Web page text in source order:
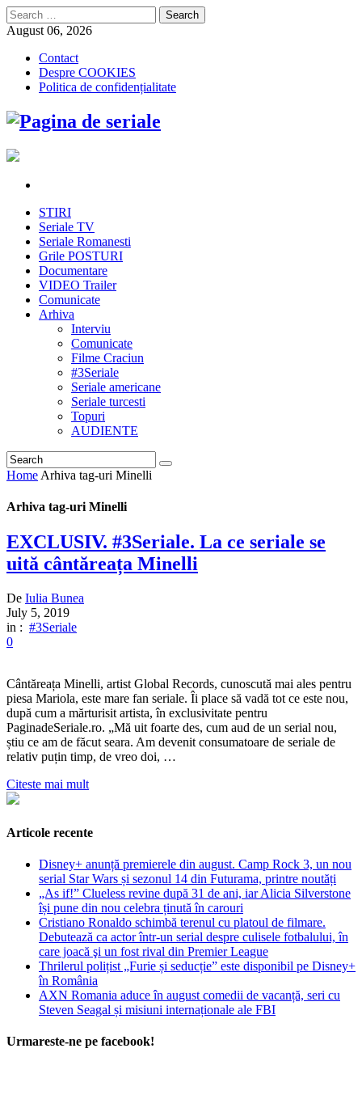
Search
for:
August 06, 2026
Contact
Despre COOKIES
Politica de confidențialitate
STIRI
Seriale TV
Seriale Romanesti
Grile POSTURI
Documentare
VIDEO Trailer
Comunicate
Arhiva
Interviu
Comunicate
Filme Craciun
#3Seriale
Seriale americane
Seriale turcesti
Topuri
AUDIENTE
Home Arhiva tag-uri Minelli
Arhiva tag-uri Minelli
EXCLUSIV. #3Seriale. La ce seriale se
uită cântăreața Minelli
De Iulia Bunea
July 5, 2019
in : #3Seriale
0
Cântăreața Minelli, artist Global Records, cunoscută mai ales pentru
piesa Mariola, este mare fan seriale. Îi place să vadă tot ce este nou,
după cum a mărturisit artista, în exclusivitate pentru
PaginadeSeriale.ro. „Mă uit foarte des, cum aud de un serial nou,
știu ce am de făcut seara. Am devenit consumatoare de seriale de
relativ puțin timp, de vreo doi, …
Citeste mai mult
Articole recente
Disney+ anunță premierele din august. Camp Rock 3, un nou
serial Star Wars și sezonul 14 din Futurama, printre noutăți
„As if!” Clueless revine după 31 de ani, iar Alicia Silverstone
își pune din nou celebra ținută în carouri
Cristiano Ronaldo schimbă terenul cu platoul de filmare.
Debutează ca actor într-un serial despre culisele fotbalului, în
care joacă şi un fost rival din Premier League
Thrilerul polițist „Furie și seducție” este disponibil pe Disney+
în România
AXN Romania aduce în august comedii de vacanță, seri cu
Steven Seagal și misiuni internaționale ale FBI
Urmareste-ne pe facebook!